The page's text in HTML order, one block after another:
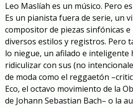
Leo Maslíah es un músico. Pero
Es un pianista fuera de serie, un
compositor de piezas sinfónicas e
diversos estilos y registros. Pero
lo niegue, un afilado e inteligente
ridiculizarcon sus (no
de moda como el reggaetón –
Eco, el octavo movimiento de la
de Johann Sebastian Bach– o la